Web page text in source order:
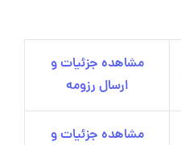
مشاهده جزئیات و
ارسال رزومه
مشاهده جزئیات و